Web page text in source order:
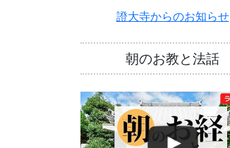
證大寺からのお知らせ
朝のお教と法話